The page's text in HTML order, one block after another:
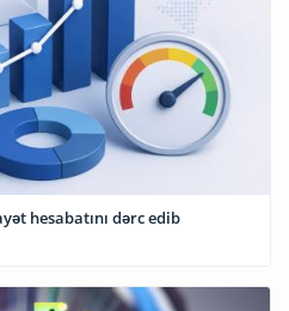
hesabatını dərc edib